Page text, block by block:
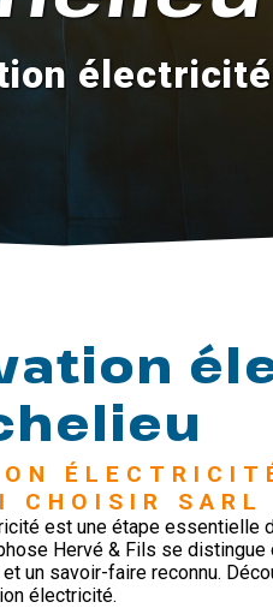
électricité
CHOISIR
est une étape essentielle
Hervé & Fils se
un savoir-faire reconnu.
électricité.